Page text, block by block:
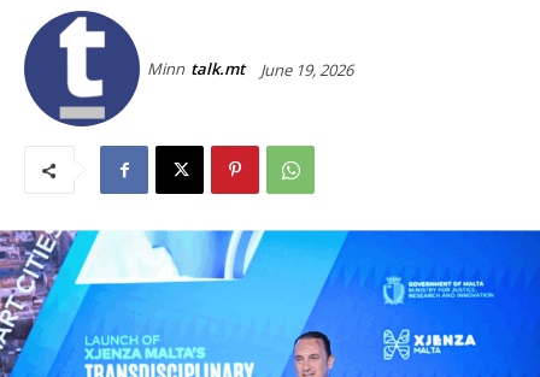
Minn talk.mt June 19, 2026